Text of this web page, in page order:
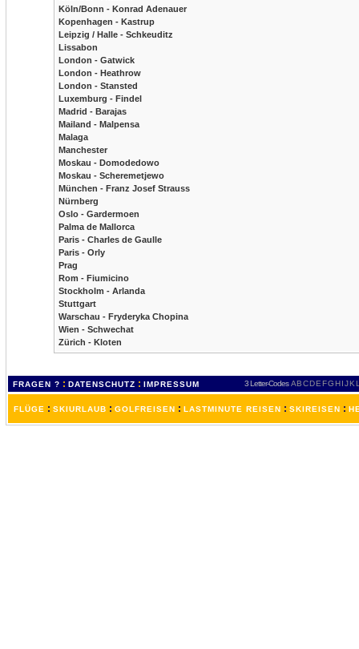
Köln/Bonn - Konrad Adenauer
Kopenhagen - Kastrup
Leipzig / Halle - Schkeuditz
Lissabon
London - Gatwick
London - Heathrow
London - Stansted
Luxemburg - Findel
Madrid - Barajas
Mailand - Malpensa
Malaga
Manchester
Moskau - Domodedowo
Moskau - Scheremetjewo
München - Franz Josef Strauss
Nürnberg
Oslo - Gardermoen
Palma de Mallorca
Paris - Charles de Gaulle
Paris - Orly
Prag
Rom - Fiumicino
Stockholm - Arlanda
Stuttgart
Warschau - Fryderyka Chopina
Wien - Schwechat
Zürich - Kloten
FRAGEN ? : DATENSCHUTZ : IMPRESSUM 3 Letter-Codes ABCDEFGH IJKL
FLÜGE : SKIURLAUB : GOLFREISEN : LASTMINUTE REISEN : SKIREISEN :